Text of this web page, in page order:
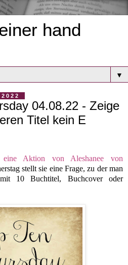
hand
▼
04.08.22 - Zeige
Titel kein E
eine Aktion von Aleshanee von
stellt sie eine Frage, zu der man
10 Buchtitel, Buchcover oder